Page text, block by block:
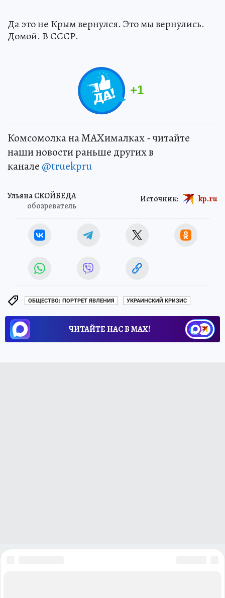
Да это не Крым вернулся. Это мы вернулись.
Домой. В СССР.
+1
Комсомолка на MAXималках - читайте
наши новости раньше других в
канале @truekpru
Ульяна СКОЙБЕДА
обозреватель
Источник: kp.ru
ОБЩЕСТВО: ПОРТРЕТ ЯВЛЕНИЯ УКРАИНСКИЙ КРИЗИС
ЧИТАЙТЕ НАС В МАХ!